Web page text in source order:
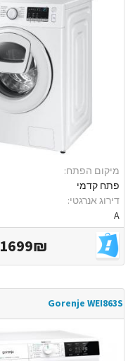
מיקום הפתח:
פתח קדמי
דירוג אנרגטי:
A
1699₪
Gorenje WEI863S